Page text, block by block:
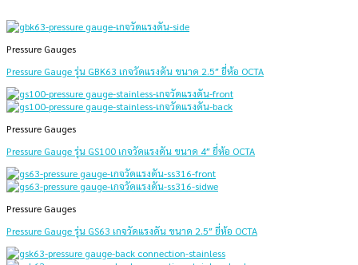
Pressure Gauges
Pressure Gauge รุ่น GBK63 เกจวัดแรงดัน ขนาด 2.5″ ยี่ห้อ OCTA
Pressure Gauges
Pressure Gauge รุ่น GS100 เกจวัดแรงดัน ขนาด 4″ ยี่ห้อ OCTA
Pressure Gauges
Pressure Gauge รุ่น GS63 เกจวัดแรงดัน ขนาด 2.5″ ยี่ห้อ OCTA